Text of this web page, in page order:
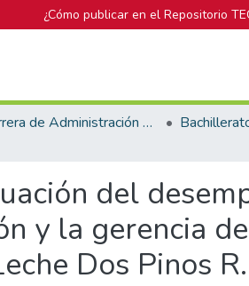
¿Cómo publicar en el Repositorio
Carrera de Administración de Empresas
del
y la gerencia
Dos Pinos